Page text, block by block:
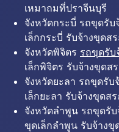
เหมาถมที่ปราจีนบุรี
จังหวัดกระบี่ รถขุดรับ
เล็กกระบี่ รับจ้างขุดส
จังหวัดพิจิตร รถขุดรับ
เล็กพิจิตร รับจ้างขุดส
จังหวัดยะลา รถขุดรับ
เล็กยะลา รับจ้างขุดส
จังหวัดลำพูน รถขุดรั
ขุดเล็กลำพูน รับจ้าง